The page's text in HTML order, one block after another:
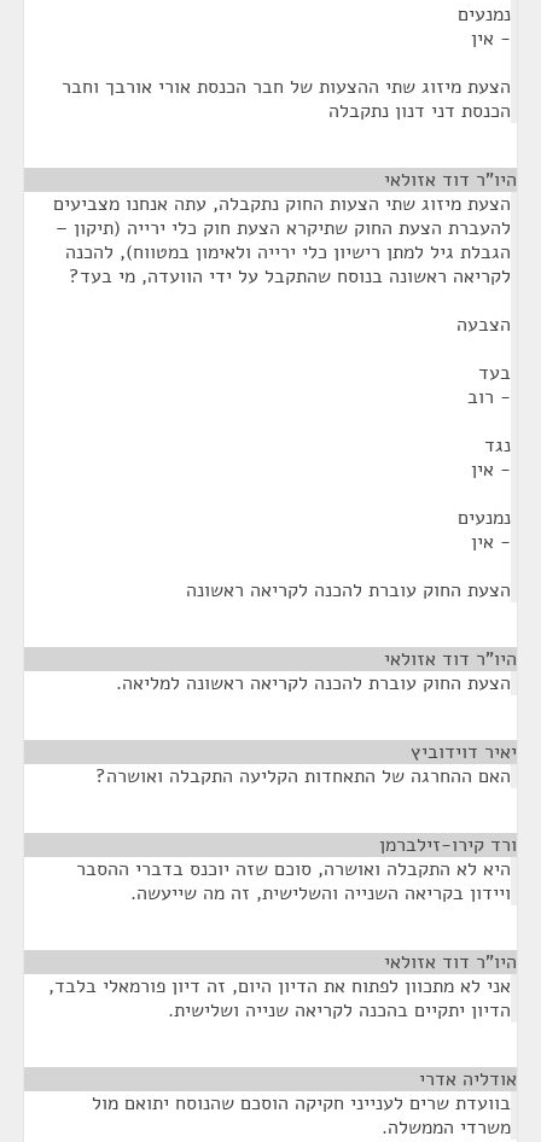
נמנעים
- אין
הצעת מיזוג שתי ההצעות של חבר הכנסת אורי אורבך וחבר
הכנסת דני דנון נתקבלה
היו"ר דוד אזולאי
הצעת מיזוג שתי הצעות החוק נתקבלה, עתה אנחנו מצביעים
להעברת הצעת החוק שתיקרא הצעת חוק כלי ירייה (תיקון –
הגבלת גיל למתן רישיון כלי ירייה ולאימון במטווח), להכנה
לקריאה ראשונה בנוסח שהתקבל על ידי הוועדה, מי בעד?
הצבעה
בעד
- רוב
נגד
- אין
נמנעים
- אין
הצעת החוק עוברת להכנה לקריאה ראשונה
היו"ר דוד אזולאי
הצעת החוק עוברת להכנה לקריאה ראשונה למליאה.
יאיר דוידוביץ
האם ההחרגה של התאחדות הקליעה התקבלה ואושרה?
ורד קירו-זילברמן
היא לא התקבלה ואושרה, סוכם שזה יוכנס בדברי ההסבר
ויידון בקריאה השנייה והשלישית, זה מה שייעשה.
היו"ר דוד אזולאי
אני לא מתכוון לפתוח את הדיון היום, זה דיון פורמאלי בלבד,
הדיון יתקיים בהכנה לקריאה שנייה ושלישית.
אודליה אדרי
בוועדת שרים לענייני חקיקה הוסכם שהנוסח יתואם מול
משרדי הממשלה.